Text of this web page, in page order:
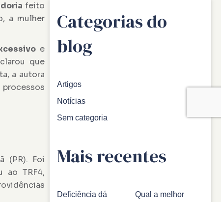
feito
a mulher
e
que
a autora
(PR). Foi
ao TRF4,
Categorias do
blog
Artigos
Notícias
Sem categoria
Mais recentes
Deficiência dá
Qual a melhor